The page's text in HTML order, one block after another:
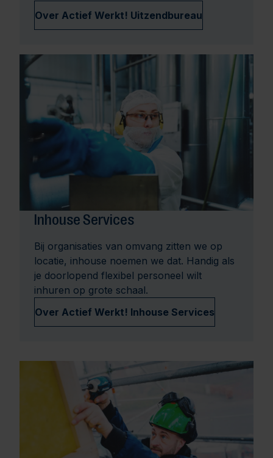
Over Actief Werkt! Uitzendbureau
Inhouse Services
Bij organisaties van omvang zitten we op
locatie, inhouse noemen we dat. Handig als
je doorlopend flexibel personeel wilt
inhuren op grote schaal.
Over Actief Werkt! Inhouse Services